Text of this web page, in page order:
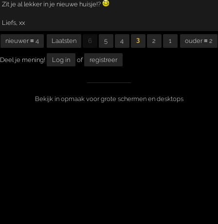
Zit je al lekker in je nieuwe huisje!?
Liefs, xx
nieuwer ≡ 4 Laatsten 6 5 4 3 2 1 ouder ≡ 2
Deel je mening! Log in of registreer
Bekijk in opmaak voor grote schermen en desktops